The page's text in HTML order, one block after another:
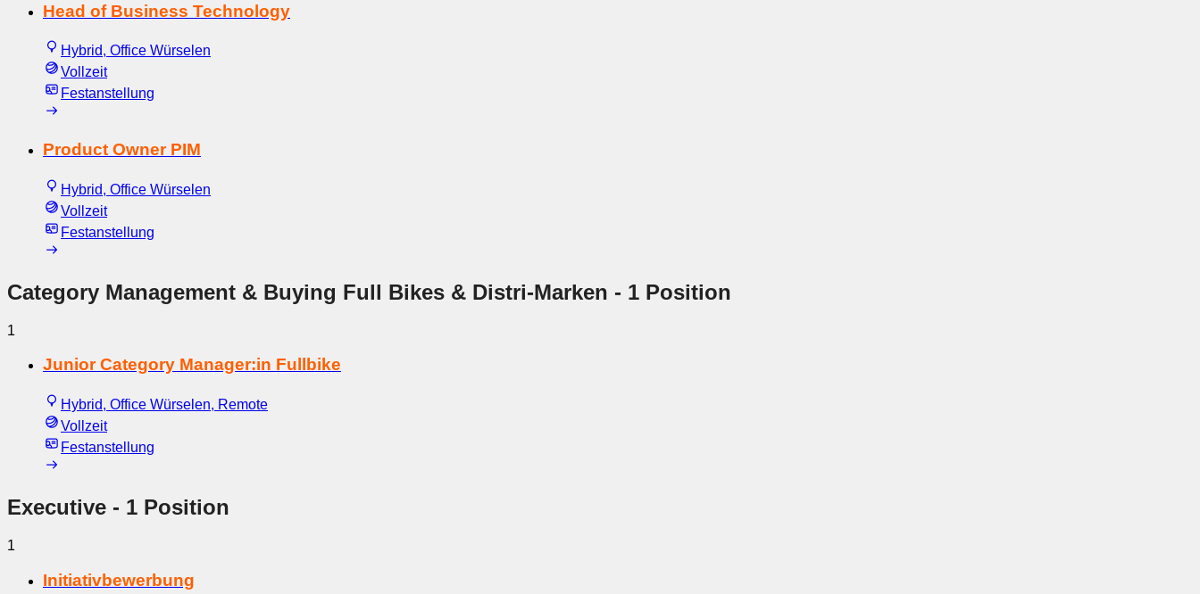
Head of Business Technology
Hybrid, Office Würselen
Vollzeit
Festanstellung
Product Owner PIM
Hybrid, Office Würselen
Vollzeit
Festanstellung
Category Management & Buying Full Bikes & Distri-Marken - 1 Position
1
Junior Category Manager:in Fullbike
Hybrid, Office Würselen, Remote
Vollzeit
Festanstellung
Executive - 1 Position
1
Initiativbewerbung